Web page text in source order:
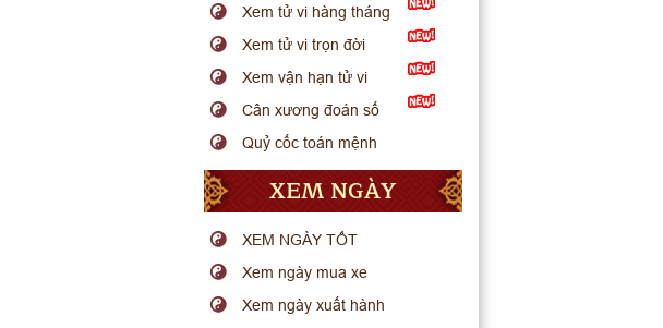
Xem tử vi hàng tháng
Xem tử vi trọn đời
Xem vận hạn tử vi
Cân xương đoán số
Quỷ cốc toán mệnh
XEM NGÀY
XEM NGÀY TỐT
Xem ngày mua xe
Xem ngày xuất hành